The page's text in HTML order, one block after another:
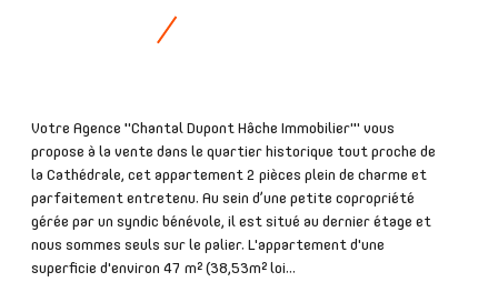
Votre Agence "Chantal Dupont Hâche Immobilier'" vous
propose à la vente dans le quartier historique tout proche de
la Cathédrale, cet appartement 2 pièces plein de charme et
parfaitement entretenu. Au sein d’une petite copropriété
gérée par un syndic bénévole, il est situé au dernier étage et
nous sommes seuls sur le palier. L'appartement d'une
superficie d'environ 47 m² (38,53m² loi...